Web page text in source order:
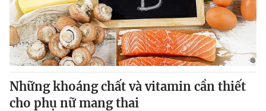
Thị trường 24h Tấm lòng Việt
VTV4 Vươn mình bằng AI
VTV9 VTV8
Những khoáng chất và vitamin cần thiết
cho phụ nữ mang thai